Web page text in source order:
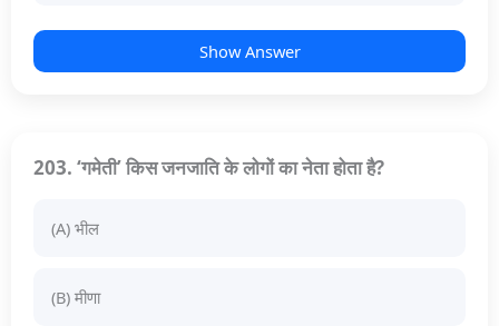
Show Answer
203. ‘गमेती’ किस जनजाति के लोगों का नेता होता है?
(A) भील
(B) मीणा